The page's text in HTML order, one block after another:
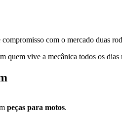
com o mercado duas
vive a mecânica todos os dias
peças para motos.